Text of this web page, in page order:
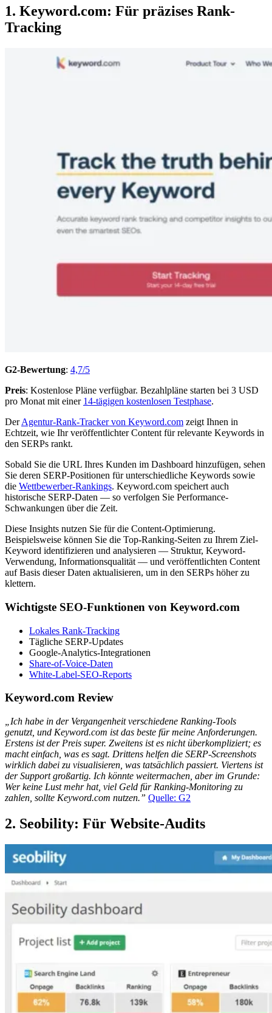
1. Keyword.com: Für präzises Rank-
Tracking
G2-Bewertung: 4,7/5
Preis: Kostenlose Pläne verfügbar. Bezahlpläne starten bei 3 USD
pro Monat mit einer 14-tägigen kostenlosen Testphase.
DerAgentur-Rank-Tracker von Keyword.com zeigt Ihnen in
Echtzeit, wie Ihr veröffentlichter Content für relevante Keywords in
den SERPs rankt.
Sobald Sie die URL Ihres Kunden im Dashboard hinzufügen, sehen
Sie deren SERP-Positionen für unterschiedliche Keywords sowie
die Wettbewerber-Rankings. Keyword.com speichert auch
historische SERP-Daten — so verfolgen Sie Performance-
Schwankungen über die Zeit.
Diese Insights nutzen Sie für die Content-Optimierung.
Beispielsweise können Sie die Top-Ranking-Seiten zu Ihrem Ziel-
Keyword identifizieren und analysieren — Struktur, Keyword-
Verwendung, Informationsqualität — und veröffentlichten Content
auf Basis dieser Daten aktualisieren, um in den SERPs höher zu
klettern.
Wichtigste SEO-Funktionen von Keyword.com
Lokales Rank-Tracking
Tägliche SERP-Updates
Google-Analytics-Integrationen
Share-of-Voice-Daten
White-Label-SEO-Reports
Keyword.com Review
„Ich habe in der Vergangenheit verschiedene Ranking-Tools
genutzt, und Keyword.com ist das beste für meine Anforderungen.
Erstens ist der Preis super. Zweitens ist es nicht überkompliziert; es
macht einfach, was es sagt. Drittens helfen die SERP-Screenshots
wirklich dabei zu visualisieren, was tatsächlich passiert. Viertens ist
der Support großartig. Ich könnte weitermachen, aber im Grunde:
Wer keine Lust mehr hat, viel Geld für Ranking-Monitoring zu
zahlen, sollte Keyword.com nutzen.” Quelle: G2
2. Seobility: Für Website-Audits